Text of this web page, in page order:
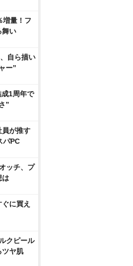
増量！フ
舞い
自ら描い
ー”
1周年で
”
員が推す
パPC
ッチ、プ
は
に買え
クピール
ツヤ肌